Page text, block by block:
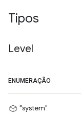
Tipos
Level
ENUMERAÇÃO
"system"